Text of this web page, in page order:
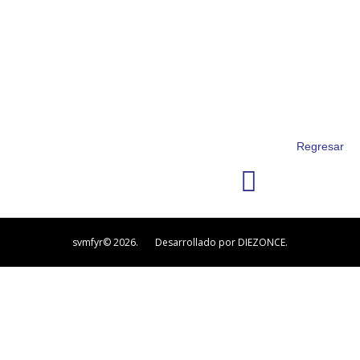
Regresar
svmfyr© 2026. Desarrollado por DIEZONCE.